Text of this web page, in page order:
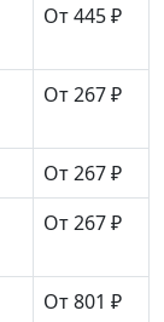
От 445 ₽
От 267 ₽
От 267 ₽
От 267 ₽
От 801 ₽